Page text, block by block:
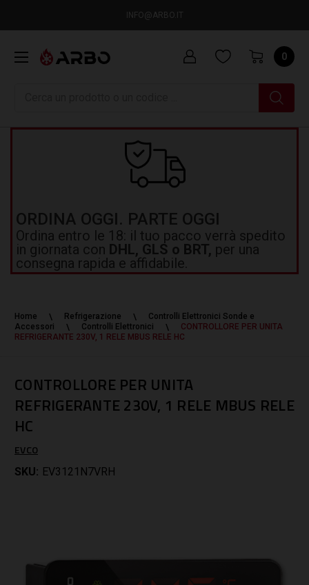
INFO@ARBO.IT
0
ORDINA OGGI. PARTE OGGI
Ordina entro le 18: il tuo pacco verrà spedito
in giornata con DHL, GLS o BRT, per una
consegna rapida e affidabile.
Home Refrigerazione
Controlli Elettronici Sonde e
Accessori
Controlli Elettronici
CONTROLLORE PER UNITA
REFRIGERANTE 230V, 1 RELE MBUS RELE HC
CONTROLLORE PER UNITA
REFRIGERANTE 230V, 1 RELE MBUS RELE
HC
EVCO
SKU: EV3121N7VRH